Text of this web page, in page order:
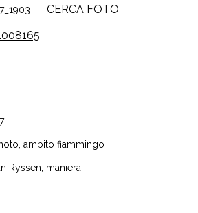
CERCA FOTO
ambito fiammingo
Ryssen, maniera